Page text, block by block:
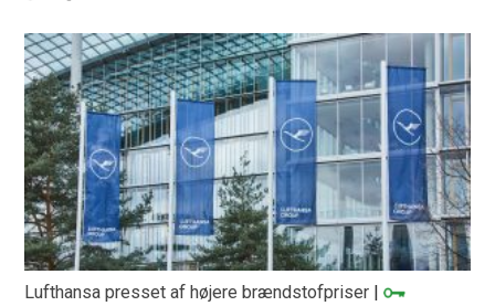
Lufthansa presset af højere brændstofpriser |